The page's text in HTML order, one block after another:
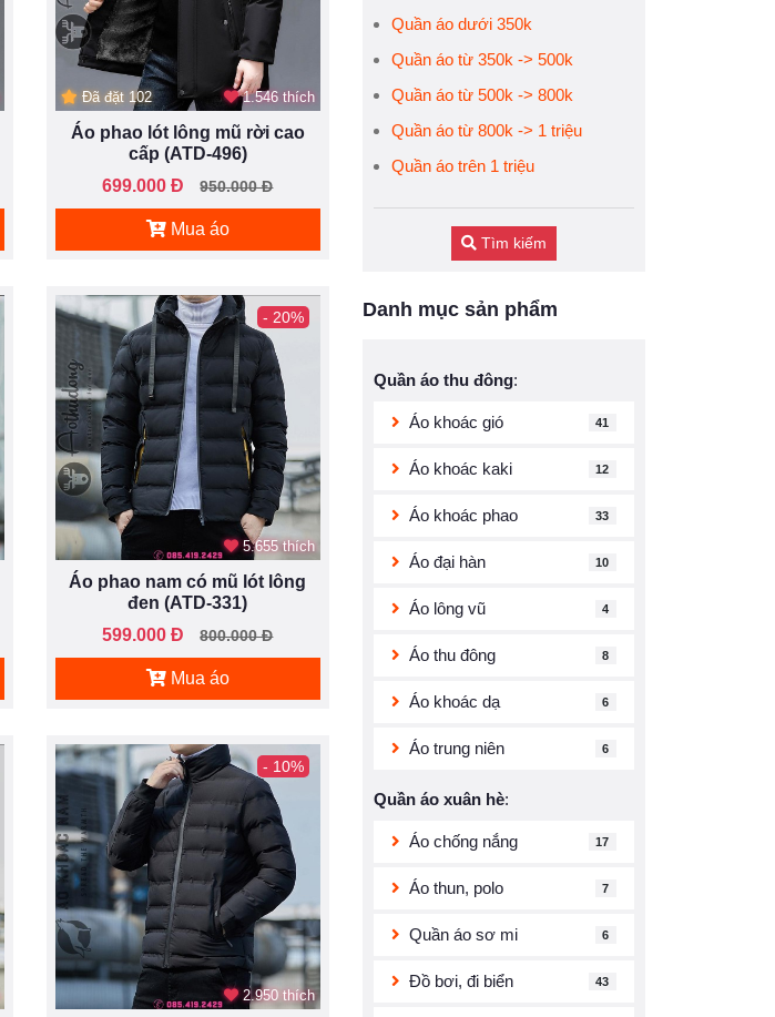
Đã đặt 102 1.546 thích
Áo phao lót lông mũ rời cao
cấp (ATD-496)
699.000 Đ
950.000 Đ
Mua áo
- 20%
5.655 thích
Áo phao nam có mũ lót lông
đen (ATD-331)
599.000 Đ
800.000 Đ
Mua áo
- 10%
2.950 thích
Quần áo dưới 350k
Quần áo từ 350k -> 500k
Quần áo từ 500k -> 800k
Quần áo từ 800k -> 1 triệu
Quần áo trên 1 triệu
Tìm kiếm
Danh mục sản phẩm
Quần áo thu đông:
Áo khoác gió 41
Áo khoác kaki 12
Áo khoác phao 33
Áo đại hàn 10
Áo lông vũ 4
Áo thu đông 8
Áo khoác dạ 6
Áo trung niên 6
Quần áo xuân hè:
Áo chống nắng 17
Áo thun, polo 7
Quần áo sơ mi 6
Đồ bơi, đi biển 43